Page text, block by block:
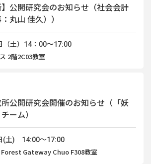
】公開研究会のお知らせ（社会会計
丸山 佳久））
（土）14：00～17:00
2階2C03教室
公開研究会開催のお知らせ（「妖
ーム）
(土) 14:00～17:00
Gateway Chuo F308教室